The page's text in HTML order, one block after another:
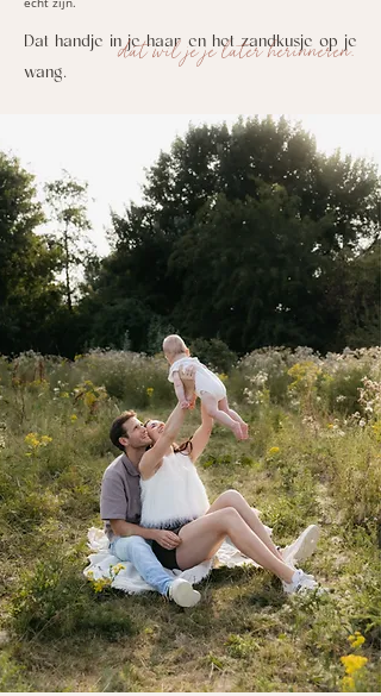
Dat handje in je haar en het zandkusje op je
wang.
dát wil je je later herinneren.